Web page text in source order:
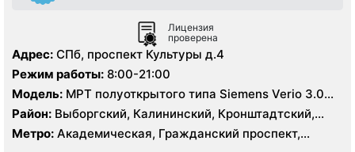
Лицензия
проверена
Адрес: СПб, проспект Культуры д.4
Режим работы: 8:00-21:00
Модель: МРТ полуоткрытого типа Siemens Verio 3.0
Тесла, МРТ GE Signa HDx 1.5 Тесла, КТ Siemens
Somatom Definition 64 среза
Район: Выборгский, Калининский, Кронштадтский,
Курортный, Ленинградская область, Приморский
Метро: Академическая, Гражданский проспект,